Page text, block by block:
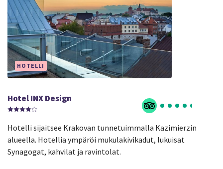
HOTELLI
Hotel INX Design
Hotelli sijaitsee Krakovan tunnetuimmalla Kazimierzin
alueella. Hotellia ympäröi mukulakivikadut, lukuisat
Synagogat, kahvilat ja ravintolat.